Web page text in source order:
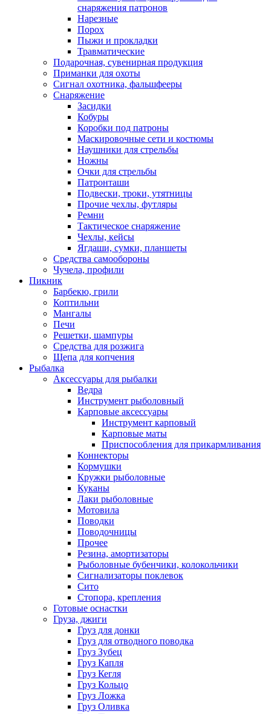
снаряжения патронов
Нарезные
Порох
Пыжи и прокладки
Травматические
Подарочная, сувенирная продукция
Приманки для охоты
Сигнал охотника, фальшфееры
Снаряжение
Засидки
Кобуры
Коробки под патроны
Маскировочные сети и костюмы
Наушники для стрельбы
Ножны
Очки для стрельбы
Патронташи
Подвески, троки, утятницы
Прочие чехлы, футляры
Ремни
Тактическое снаряжение
Чехлы, кейсы
Ягдаши, сумки, планшеты
Средства самообороны
Чучела, профили
Пикник
Барбекю, грили
Коптильни
Мангалы
Печи
Решетки, шампуры
Средства для розжига
Щепа для копчения
Рыбалка
Аксессуары для рыбалки
Ведра
Инструмент рыболовный
Карповые аксессуары
Инструмент карповый
Карповые маты
Приспособления для прикармливания
Коннекторы
Кормушки
Кружки рыболовные
Куканы
Лаки рыболовные
Мотовила
Поводки
Поводочницы
Прочее
Резина, амортизаторы
Рыболовные бубенчики, колокольчики
Сигнализаторы поклевок
Сито
Стопора, крепления
Готовые оснастки
Груза, джиги
Груз для донки
Груз для отводного поводка
Груз Зубец
Груз Капля
Груз Кегля
Груз Кольцо
Груз Ложка
Груз Оливка